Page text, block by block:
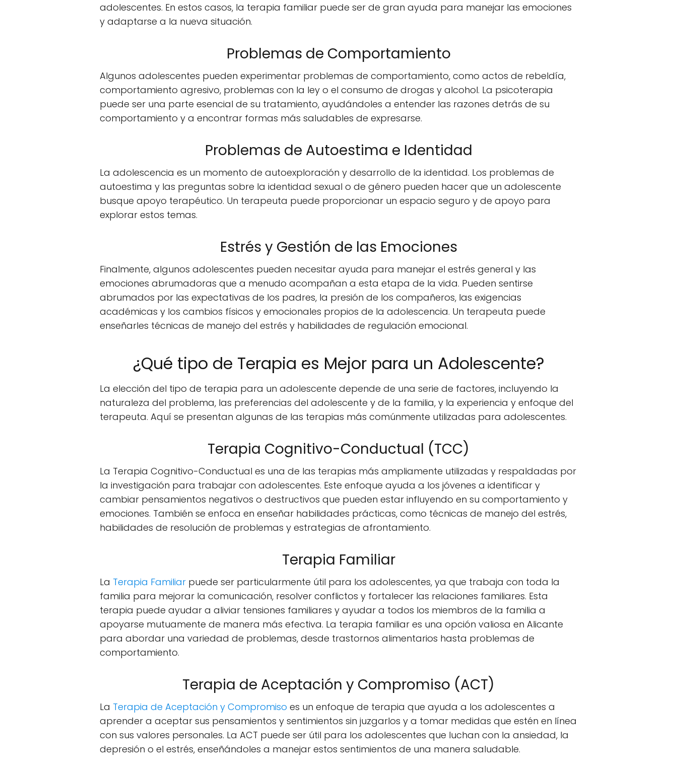
adolescentes. En estos casos, la terapia familiar puede ser de gran ayuda para manejar las emociones
y adaptarse a la nueva situación.
Problemas de Comportamiento
Algunos adolescentes pueden experimentar problemas de comportamiento, como actos de rebeldía,
comportamiento agresivo, problemas con la ley o el consumo de drogas y alcohol. La psicoterapia
puede ser una parte esencial de su tratamiento, ayudándoles a entender las razones detrás de su
comportamiento y a encontrar formas más saludables de expresarse.
Problemas de Autoestima e Identidad
La adolescencia es un momento de autoexploración y desarrollo de la identidad. Los problemas de
autoestima y las preguntas sobre la identidad sexual o de género pueden hacer que un adolescente
busque apoyo terapéutico. Un terapeuta puede proporcionar un espacio seguro y de apoyo para
explorar estos temas.
Estrés y Gestión de las Emociones
Finalmente, algunos adolescentes pueden necesitar ayuda para manejar el estrés general y las
emociones abrumadoras que a menudo acompañan a esta etapa de la vida. Pueden sentirse
abrumados por las expectativas de los padres, la presión de los compañeros, las exigencias
académicas y los cambios físicos y emocionales propios de la adolescencia. Un terapeuta puede
enseñarles técnicas de manejo del estrés y habilidades de regulación emocional.
¿Qué tipo de Terapia es Mejor para un Adolescente?
La elección del tipo de terapia para un adolescente depende de una serie de factores, incluyendo la
naturaleza del problema, las preferencias del adolescente y de la familia, y la experiencia y enfoque del
terapeuta. Aquí se presentan algunas de las terapias más comúnmente utilizadas para adolescentes.
Terapia Cognitivo-Conductual (TCC)
La Terapia Cognitivo-Conductual es una de las terapias más ampliamente utilizadas y respaldadas por
la investigación para trabajar con adolescentes. Este enfoque ayuda a los jóvenes a identificar y
cambiar pensamientos negativos o destructivos que pueden estar influyendo en su comportamiento y
emociones. También se enfoca en enseñar habilidades prácticas, como técnicas de manejo del estrés,
habilidades de resolución de problemas y estrategias de afrontamiento.
Terapia Familiar
La Terapia Familiar puede ser particularmente útil para los adolescentes, ya que trabaja con toda la
familia para mejorar la comunicación, resolver conflictos y fortalecer las relaciones familiares. Esta
terapia puede ayudar a aliviar tensiones familiares y ayudar a todos los miembros de la familia a
apoyarse mutuamente de manera más efectiva. La terapia familiar es una opción valiosa en Alicante
para abordar una variedad de problemas, desde trastornos alimentarios hasta problemas de
comportamiento.
Terapia de Aceptación y Compromiso (ACT)
La Terapia de Aceptación y Compromiso es un enfoque de terapia que ayuda a los adolescentes a
aprender a aceptar sus pensamientos y sentimientos sin juzgarlos y a tomar medidas que estén en línea
con sus valores personales. La ACT puede ser útil para los adolescentes que luchan con la ansiedad, la
depresión o el estrés, enseñándoles a manejar estos sentimientos de una manera saludable.